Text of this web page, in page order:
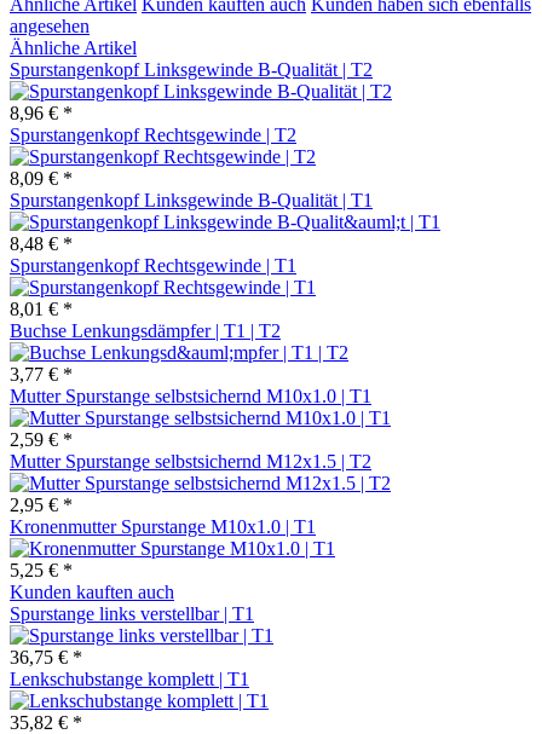
angesehen
Ähnliche Artikel
Spurstangenkopf Linksgewinde B-Qualität | T2
8,96 € *
Spurstangenkopf Rechtsgewinde | T2
8,09 € *
Spurstangenkopf Linksgewinde B-Qualität | T1
8,48 € *
Spurstangenkopf Rechtsgewinde | T1
8,01 € *
Buchse Lenkungsdämpfer | T1 | T2
3,77 € *
Mutter Spurstange selbstsichernd M10x1.0 | T1
2,59 € *
Mutter Spurstange selbstsichernd M12x1.5 | T2
2,95 € *
Kronenmutter Spurstange M10x1.0 | T1
5,25 € *
Kunden kauften auch
Spurstange links verstellbar | T1
36,75 € *
Lenkschubstange komplett | T1
35,82 € *